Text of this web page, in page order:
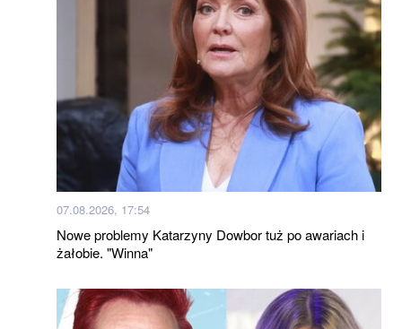
07.08.2026, 17:54
Nowe problemy Katarzyny Dowbor tuż po awariach i
żałobie. "Winna"